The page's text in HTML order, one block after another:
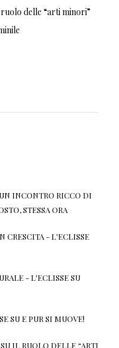
delle “arti minori”
INCONTRO RICCO DI
STESSA ORA
CRESCITA - L'ECLISSE
- L'ECLISSESU
SU E PUR SI MUOVE!
IL RUOLO DELLE “ARTI